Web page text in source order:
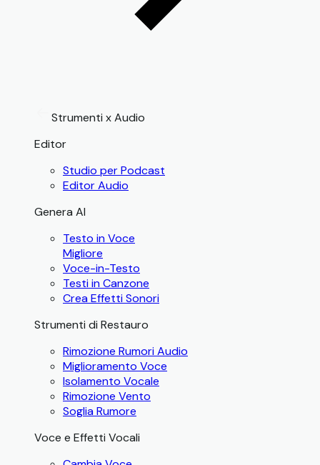
Strumenti x Audio
Editor
Studio per Podcast
Editor Audio
Genera AI
Testo in Voce
Migliore
Voce-in-Testo
Testi in Canzone
Crea Effetti Sonori
Strumenti di Restauro
Rimozione Rumori Audio
Miglioramento Voce
Isolamento Vocale
Rimozione Vento
Soglia Rumore
Voce e Effetti Vocali